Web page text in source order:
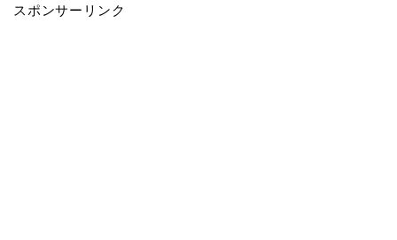
スポンサーリンク